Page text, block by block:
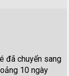
đã chuyển sang
10 ngày